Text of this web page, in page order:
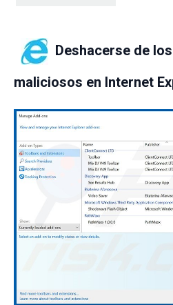
Deshacerse de
maliciosos en Internet